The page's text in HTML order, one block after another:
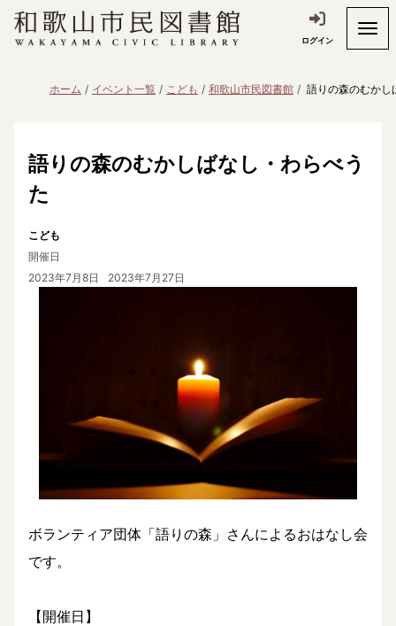
ログイン
ホーム イベント一覧 こども 和歌山市民図書館 語りの森のむかし
語りの森のむかしばなし・わらべう
た
こども
開催日
2023年7月8日
2023年7月27日
ボランティア団体「語りの森」さんによるおはなし会
です。
【開催日】